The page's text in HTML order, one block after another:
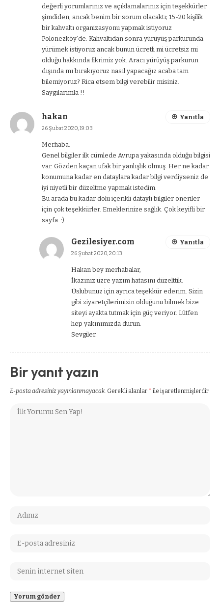
değerli yorumlarınız ve açıklamalarınız için teşekkürler
şimdiden, ancak benim bir sorum olacaktı; 15-20 kişilik
bir kahvaltı organizasyonu yapmak istiyoruz
Polonezköy’de. Kahvaltıdan sonra yürüyüş parkurunda
yürümek istiyoruz ancak bunun ücretli mi ücretsiz mi
olduğu hakkında fikrimiz yok. Aracı yürüyüş parkurun
dışında mı bırakıyoruz nasıl yapacağız acaba tam
bilemiyoruz? Rica etsem bilgi verebilir misiniz.
Saygılarımla !!
hakan
26 Şubat 2020, 19:03
Merhaba.
Genel bilgiler ilk cümlede Avrupa yakasında olduğu bilgisi
var. Gözden kaçan ufak bir yanlışlık olmuş. Her ne kadar
konumuna kadar en dataylara kadar bilgi verdiyseniz de
iyi niyetli bir düzeltme yapmak istedim.
Bu arada bu kadar dolu içerikli dataylı bilgiler öneriler
için çok teşekkürler. Emeklerinize sağlık. Çok keyifli bir
sayfa..:)
Yanıtla
Gezilesiyer.com
26 Şubat 2020, 20:13
Hakan bey merhabalar,
İkazınız üzre yazım hatasını düzelttik.
Üslubunuz için ayrıca teşekkür ederim. Sizin
gibi ziyaretçilerimizin olduğunu bilmek bize
siteyi ayakta tutmak için güç veriyor. Lütfen
hep yakınımızda durun.
Sevgiler.
Yanıtla
Bir yanıt yazın
E-posta adresiniz yayınlanmayacak. Gerekli alanlar * ile işaretlenmişlerdir